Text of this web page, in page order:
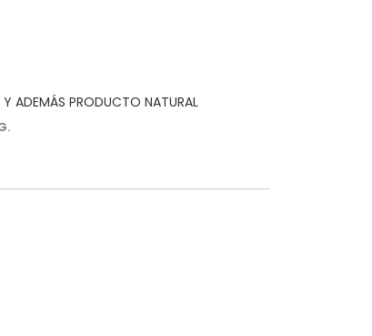
ADEMÁS PRODUCTO NATURAL